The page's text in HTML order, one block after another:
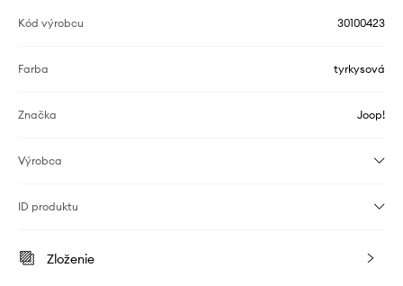
Kód výrobcu 30100423
Farba tyrkysová
Značka Joop!
Výrobca
ID produktu
Zloženie